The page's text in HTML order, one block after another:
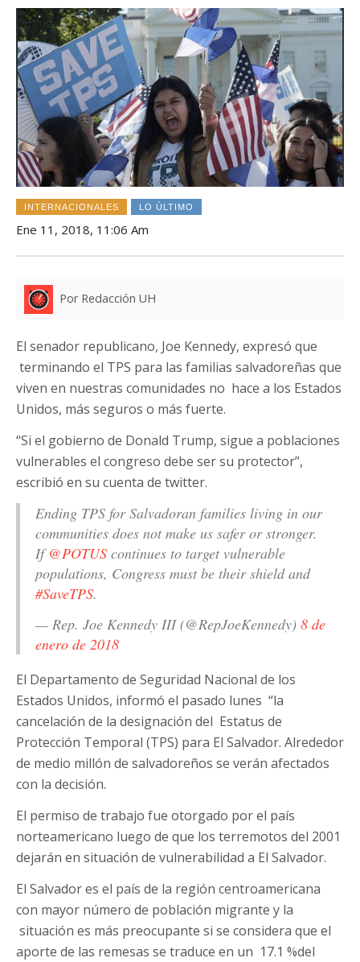
INTERNACIONALES LO ÚLTIMO
Ene 11, 2018, 11:06 Am
Por Redacción UH
El senador republicano, Joe Kennedy, expresó que
terminando el TPS para las familias salvadoreñas que
viven en nuestras comunidades no hace a los Estados
Unidos, más seguros o más fuerte.
“Si el gobierno de Donald Trump, sigue a poblaciones
vulnerables el congreso debe ser su protector”,
escribió en su cuenta de twitter.
Ending TPS for Salvadoran families living in our
communities does not make us safer or stronger.
If@POTUS continues to target vulnerable
populations, Congress must be their shield and
#SaveTPS.
— Rep. Joe Kennedy III (@RepJoeKennedy) 8 de
enero de 2018
El Departamento de Seguridad Nacional de los
Estados Unidos, informó el pasado lunes “la
cancelación de la designación del Estatus de
Protección Temporal (TPS) para El Salvador. Alrededor
de medio millón de salvadoreños se verán afectados
con la decisión.
El permiso de trabajo fue otorgado por el país
norteamericano luego de que los terremotos del 2001
dejarán en situación de vulnerabilidad a El Salvador.
El Salvador es el país de la región centroamericana
con mayor número de población migrante y la
situación es más preocupante si se considera que el
aporte de las remesas se traduce en un 17.1 %del